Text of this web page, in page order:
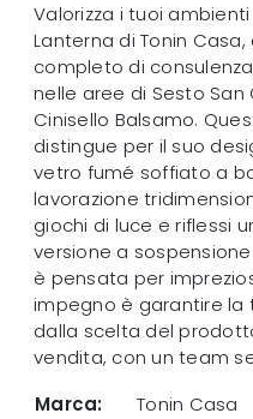
Valorizza i tuoi
Lanterna di Tonin
completo di
nelle aree di Sesto San
Cinisello Balsamo.
distingue per il suo
vetro fumé soffiato a
lavorazione
giochi di luce e riflessi
versione a
è pensata per
impegno è garantire la
dalla scelta del
vendita, con un team
Marca:
Tonin Casa